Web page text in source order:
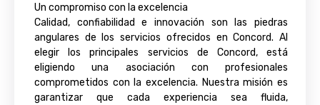
Un compromiso con la excelencia
Calidad, confiabilidad e innovación son las piedras
angulares de los servicios ofrecidos en Concord. Al
elegir los principales servicios de Concord, está
eligiendo una asociación con profesionales
comprometidos con la excelencia. Nuestra misión es
garantizar que cada experiencia sea fluida,